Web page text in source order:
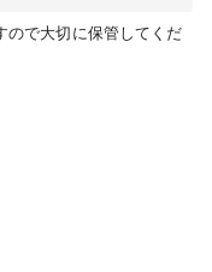
で大切に保管してくだ